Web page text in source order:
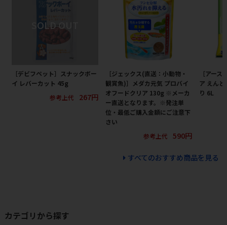
［デビフペット］スナックボー
イ レバーカット 45g
参考上代
267円
［ジェックス(直送：小動物・
観賞魚)］メダカ元気 プロバイ
オフードクリア 130g ※メーカ
ー直送となります。※発注単
位・最低ご購入金額にご注意下
さい
参考上代
590円
［アー
ア えん
り 6L
すべてのおすすめ商品を見る
カテゴリから探す